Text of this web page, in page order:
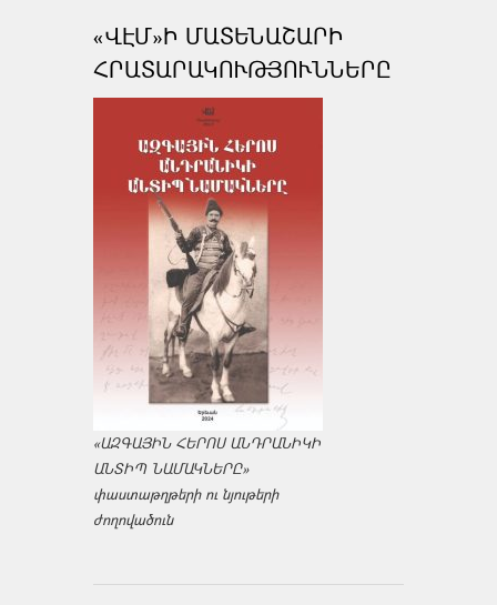
«ՎԷՄ»Ի ՄԱՏԵՆԱՇԱՐԻ
ՀՐԱՏԱՐԱԿՈՒԹՅՈՒՆՆԵՐԸ
«ԱԶԳԱՅԻՆ ՀԵՐՈՍ ԱՆԴՐԱՆԻԿԻ
ԱՆՏԻՊ ՆԱՄԱԿՆԵՐԸ»
փաստաթղթերի ու նյութերի
ժողովածուն